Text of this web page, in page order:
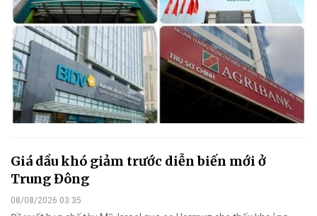
Giá dầu khó giảm trước diễn biến mới ở
Trung Đông
08/08/2026 03:35